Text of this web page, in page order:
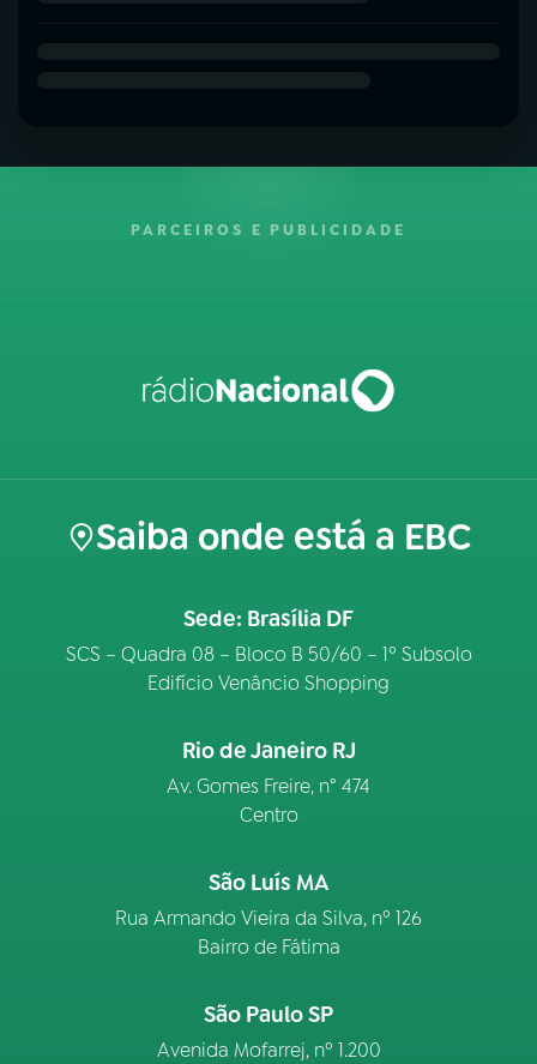
PARCEIROS E PUBLICIDADE
Saiba onde está a EBC
Sede: Brasília DF
SCS – Quadra 08 – Bloco B 50/60 – 1º Subsolo
Edifício Venâncio Shopping
Rio de Janeiro RJ
Av. Gomes Freire, n° 474
Centro
São Luís MA
Rua Armando Vieira da Silva, nº 126
Bairro de Fátima
São Paulo SP
Avenida Mofarrej, nº 1.200